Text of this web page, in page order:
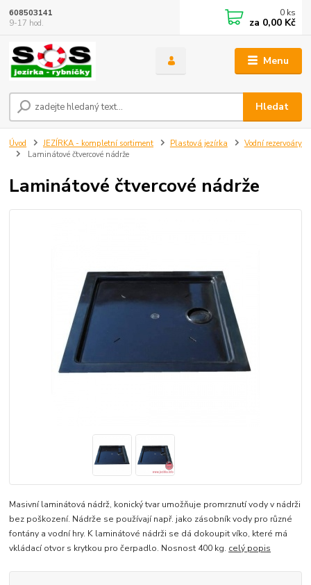
Menu
Hledat
608503141
9-17 hod.
0 ks
za 0,00 Kč
Úvod JEZÍRKA - kompletní sortiment Plastová jezírka
Vodní rezervoáry
Laminátové čtvercové nádrže
Laminátové čtvercové nádrže
Masivní laminátová nádrž, konický tvar umožňuje promrznutí vody v nádrži
bez poškození. Nádrže se používají např. jako zásobník vody pro různé
fontány a vodní hry. K laminátové nádrži se dá dokoupit víko, které má
vkládací otvor s krytkou pro čerpadlo. Nosnost 400 kg. celý popis